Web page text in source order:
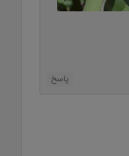
پاسخ